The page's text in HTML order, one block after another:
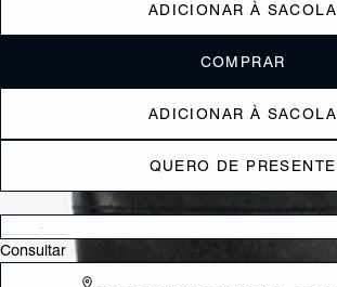
ADICIONAR À SACOLA
COMPRAR
ADICIONAR À SACOLA
QUERO DE PRESENTE
Verificar disponibilidade nas lojas próximas a você
Consultar